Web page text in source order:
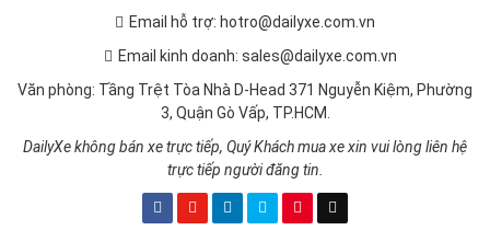
Email hỗ trợ: hotro@dailyxe.com.vn
Email kinh doanh: sales@dailyxe.com.vn
Văn phòng: Tầng Trệt Tòa Nhà D-Head 371 Nguyễn Kiệm, Phường
3, Quận Gò Vấp, TP.HCM.
DailyXe không bán xe trực tiếp, Quý Khách mua xe xin vui lòng liên hệ
trực tiếp người đăng tin.